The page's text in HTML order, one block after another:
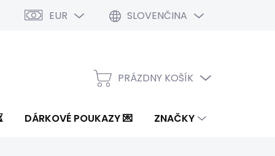
EUR SLOVENČINA
NÁKUPNÝ
PRÁZDNY KOŠÍK
DÁRKOVÉ POUKAZY 💌 ZNAČKY